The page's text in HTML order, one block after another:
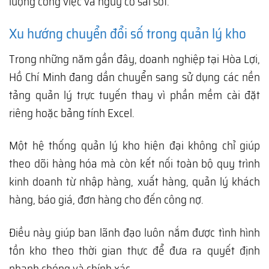
Xu hướng chuyển đổi số trong quản lý kho
Trong những năm gần đây, doanh nghiệp tại Hòa Lợi,
Hồ Chí Minh đang dần chuyển sang sử dụng các nền
tảng quản lý trực tuyến thay vì phần mềm cài đặt
riêng hoặc bảng tính Excel.
Một hệ thống quản lý kho hiện đại không chỉ giúp
theo dõi hàng hóa mà còn kết nối toàn bộ quy trình
kinh doanh từ nhập hàng, xuất hàng, quản lý khách
hàng, báo giá, đơn hàng cho đến công nợ.
Điều này giúp ban lãnh đạo luôn nắm được tình hình
tồn kho theo thời gian thực để đưa ra quyết định